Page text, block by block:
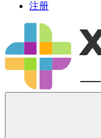
注册